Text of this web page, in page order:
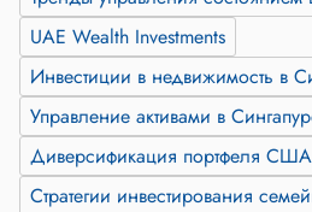
UAE Wealth Investments
Инвестиции в недвижимость в
Управление активами в
Диверсификация портфеля США
Стратегии инвестирования